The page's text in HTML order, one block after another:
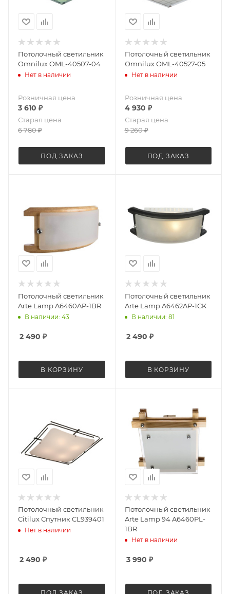
Потолочный светильник
Omnilux OML-40507-04
Нет в наличии
Розничная цена
3 610 ₽
Старая цена
6 780₽
ПОД ЗАКАЗ
Потолочный светильник
Omnilux OML-40527-05
Нет в наличии
Розничная цена
4 930 ₽
Старая цена
9 260₽
ПОД ЗАКАЗ
Потолочный светильник
Arte Lamp A6460AP-1BR
В наличии: 43
2 490 ₽
В КОРЗИНУ
Потолочный светильник
Arte Lamp A6462AP-1CK
В наличии: 81
2 490 ₽
В КОРЗИНУ
Потолочный светильник
Citilux Спутник CL939401
Нет в наличии
2 490 ₽
Потолочный светильник
Arte Lamp 94 A6460PL-
1BR
Нет в наличии
3 990 ₽